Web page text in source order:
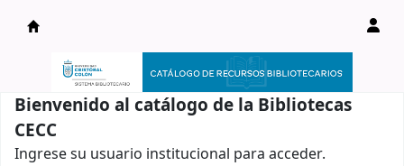
Catálogo en línea
Bienvenido al catálogo de la Bibliotecas
CECC
Ingrese su usuario institucional para acceder.